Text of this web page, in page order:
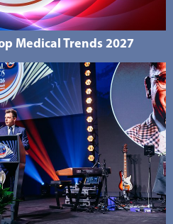
Medical Trends 2027